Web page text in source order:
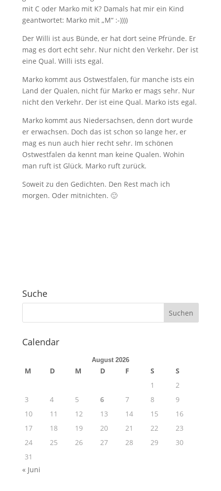
mit C oder Marko mit K? Damals hat mir ein Kind
geantwortet: Marko mit „M“ :-))))
Der Willi ist aus Bünde, er hat dort seine Pfründe. Er
mag es dort echt sehr. Nur nicht den Verkehr. Der ist
eine Qual. Willi ists egal.
Marko kommt aus Ostwestfalen, für manche ists ein
Land der Qualen, nicht für Marko er mags sehr. Nur
nicht den Verkehr. Der ist eine Qual. Marko ists egal.
Marko kommt aus Niedersachsen, denn dort wurde
er erwachsen. Doch das ist schon so lange her, er
mag es nun auch hier recht sehr. Im schönen
Ostwestfalen da kennt man keine Qualen. Wohin
man ruft ist Glück. Marko ruft zurück.
Soweit zu den Gedichten. Den Rest mach ich
morgen. Oder mitnichten. 🙂
Suche
Calendar
August 2026
M D M D F S
S
1
2
3
4 5 6 7 8
9
10
11 12 13 14 15
16
17
18 19 20 21 22
23
24
25 26 27 28 29
30
31
« Juni